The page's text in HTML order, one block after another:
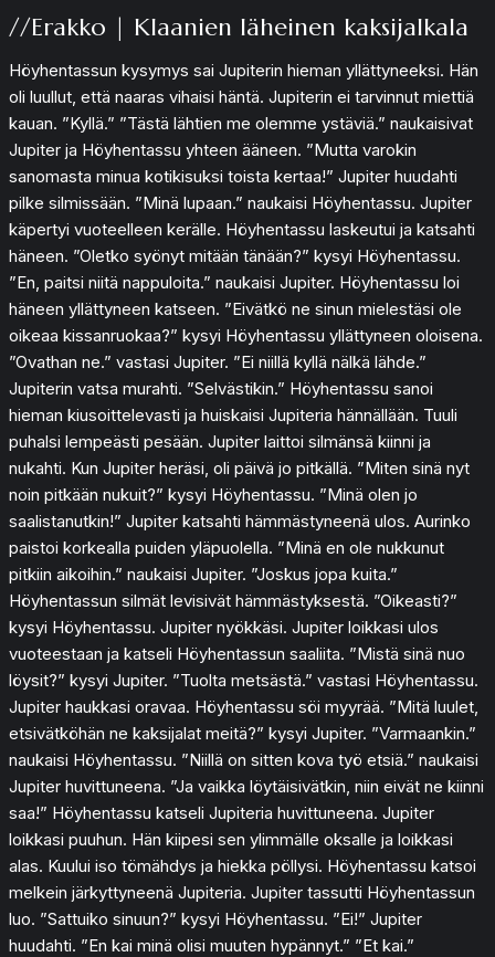
//Erakko | Klaanien läheinen kaksijalkala
Höyhentassun kysymys sai Jupiterin hieman yllättyneeksi. Hän
oli luullut, että naaras vihaisi häntä. Jupiterin ei tarvinnut miettiä
kauan. ”Kyllä.” ”Tästä lähtien me olemme ystäviä.” naukaisivat
Jupiter ja Höyhentassu yhteen ääneen. ”Mutta varokin
sanomasta minua kotikisuksi toista kertaa!” Jupiter huudahti
pilke silmissään. ”Minä lupaan.” naukaisi Höyhentassu. Jupiter
käpertyi vuoteelleen kerälle. Höyhentassu laskeutui ja katsahti
häneen. ”Oletko syönyt mitään tänään?” kysyi Höyhentassu.
”En, paitsi niitä nappuloita.” naukaisi Jupiter. Höyhentassu loi
häneen yllättyneen katseen. ”Eivätkö ne sinun mielestäsi ole
oikeaa kissanruokaa?” kysyi Höyhentassu yllättyneen oloisena.
”Ovathan ne.” vastasi Jupiter. ”Ei niillä kyllä nälkä lähde.”
Jupiterin vatsa murahti. ”Selvästikin.” Höyhentassu sanoi
hieman kiusoittelevasti ja huiskaisi Jupiteria hännällään. Tuuli
puhalsi lempeästi pesään. Jupiter laittoi silmänsä kiinni ja
nukahti. Kun Jupiter heräsi, oli päivä jo pitkällä. ”Miten sinä nyt
noin pitkään nukuit?” kysyi Höyhentassu. ”Minä olen jo
saalistanutkin!” Jupiter katsahti hämmästyneenä ulos. Aurinko
paistoi korkealla puiden yläpuolella. ”Minä en ole nukkunut
pitkiin aikoihin.” naukaisi Jupiter. ”Joskus jopa kuita.”
Höyhentassun silmät levisivät hämmästyksestä. ”Oikeasti?”
kysyi Höyhentassu. Jupiter nyökkäsi. Jupiter loikkasi ulos
vuoteestaan ja katseli Höyhentassun saaliita. ”Mistä sinä nuo
löysit?” kysyi Jupiter. ”Tuolta metsästä.” vastasi Höyhentassu.
Jupiter haukkasi oravaa. Höyhentassu söi myyrää. ”Mitä luulet,
etsivätköhän ne kaksijalat meitä?” kysyi Jupiter. ”Varmaankin.”
naukaisi Höyhentassu. ”Niillä on sitten kova työ etsiä.” naukaisi
Jupiter huvittuneena. ”Ja vaikka löytäisivätkin, niin eivät ne kiinni
saa!” Höyhentassu katseli Jupiteria huvittuneena. Jupiter
loikkasi puuhun. Hän kiipesi sen ylimmälle oksalle ja loikkasi
alas. Kuului iso tömähdys ja hiekka pöllysi. Höyhentassu katsoi
melkein järkyttyneenä Jupiteria. Jupiter tassutti Höyhentassun
luo. ”Sattuiko sinuun?” kysyi Höyhentassu. ”Ei!” Jupiter
huudahti. ”En kai minä olisi muuten hypännyt.” ”Et kai.”